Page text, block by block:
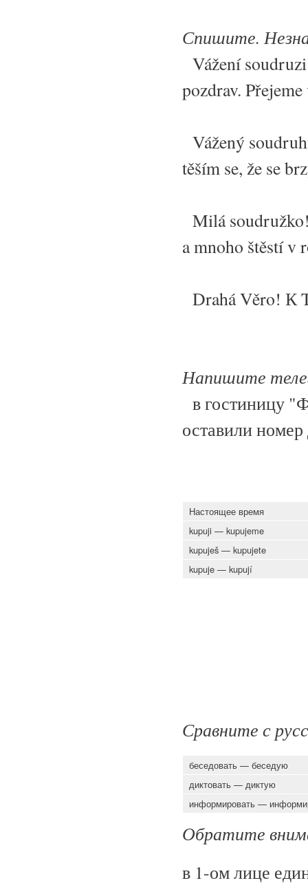
Спишите.
Vážení
pozdrav.
Vážený
těším se, že se
Milá
a mnoho štěstí v
Drahá Věro! К
Напишите
в гостиницу
оставили
Настоящее время
kupuji — kupujeme
kupuješ — kupujete
kupuje — kupují
Сравните с
беседовать — беседую
диктовать — диктую
информировать —
Обратите
в 1-ом лице